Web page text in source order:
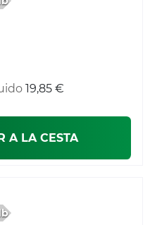
19,85 €
A LA CESTA